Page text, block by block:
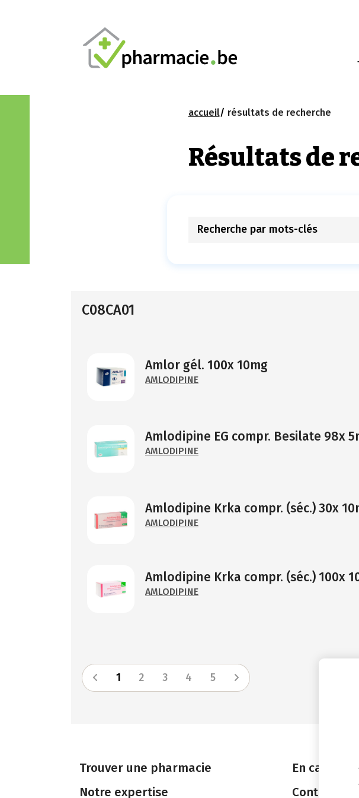
accueil résultats de recherche
Résultats de
C08CA01
Amlor gél. 100x 10mg
AMLODIPINE
Amlodipine EG compr. Besilate 98x
AMLODIPINE
Amlodipine Krka compr. (séc.) 30x
AMLODIPINE
Amlodipine Krka compr. (séc.) 100x
AMLODIPINE
1 2 3 4 5
Trouver une pharmacie
Notre expertise
En cas
Contact